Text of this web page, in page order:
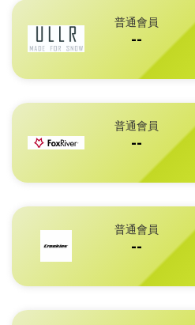
普通會員
--
普通會員
--
普通會員
--